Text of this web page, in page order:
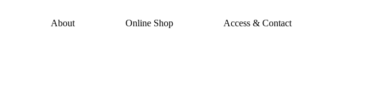
About Online Shop Access & Contact